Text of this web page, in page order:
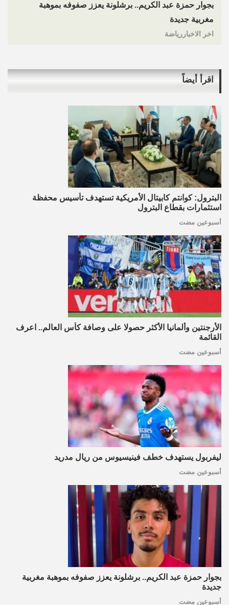
بجوار حمزة عبد الكريم.. برشلونة يعزز صفوفه بموهبة
مغربية جديدة
اخر الاخباررياضة
اقرأ أيضاً
البترول: كوانتم كابيتال الأمريكية تستهدف تأسيس محفظة
استثمارات بقطاع البترول
أسبوعين مضت
الأرجنتين وألمانيا الأكثر حصولا على وصافة كأس العالم.. اعرف
القائمة
أسبوعين مضت
ليفربول يستهدف خطف فينيسيوس من ريال مدريد
أسبوعين مضت
بجوار حمزة عبد الكريم.. برشلونة يعزز صفوفه بموهبة مغربية
جديدة
أسبوعين مضت